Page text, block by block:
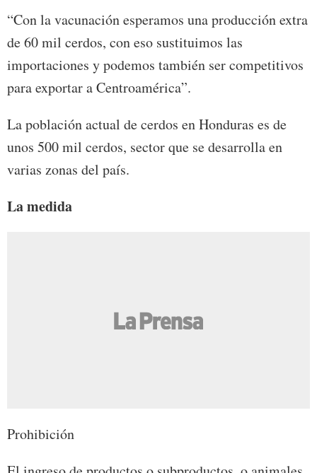
“Con la vacunación esperamos una producción extra
de 60 mil cerdos, con eso sustituimos las
importaciones y podemos también ser competitivos
para exportar a Centroamérica”.
La población actual de cerdos en Honduras es de
unos 500 mil cerdos, sector que se desarrolla en
varias zonas del país.
La medida
Prohibición